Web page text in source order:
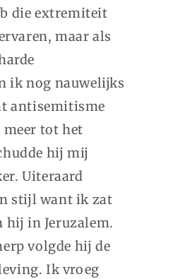
die extremiteit
maar als
ik nog nauwelijks
antisemitisme
tot het
hij mij
Uiteraard
stijl want ik zat
hij in Jeruzalem.
volgde hij de
Ik vroeg